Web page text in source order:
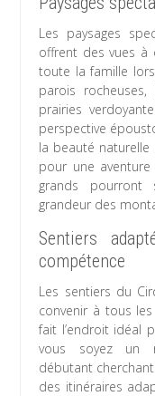
Les paysages
offrent des vues à
toute la famille
parois
prairies
perspective
la beauté
pour une
grands pourront
grandeur des
Sentiers
compétence
Les sentiers du
convenir à tous
fait l’endroit idéal
vous soyez un
débutant
des itinéraires